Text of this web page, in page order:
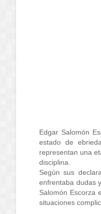
Edgar Salomón
estado de
representan una
disciplina.
Según sus
enfrentaba dudas
Salomón Escorza
situaciones